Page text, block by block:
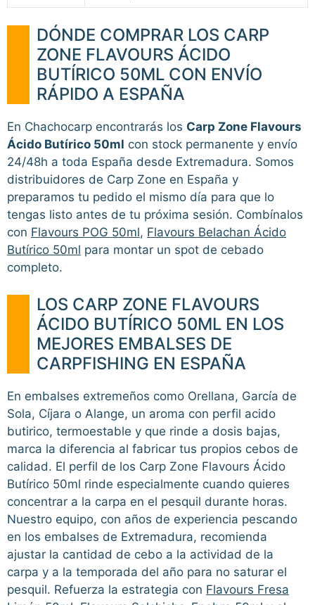
DÓNDE COMPRAR LOS CARP
ZONE FLAVOURS ÁCIDO
BUTÍRICO 50ML CON ENVÍO
RÁPIDO A ESPAÑA
En Chachocarp encontrarás los Carp Zone Flavours
Ácido Butírico 50ml con stock permanente y envío
24/48h a toda España desde Extremadura. Somos
distribuidores de Carp Zone en España y
preparamos tu pedido el mismo día para que lo
tengas listo antes de tu próxima sesión. Combínalos
con Flavours POG 50ml, Flavours Belachan Ácido
Butírico 50ml para montar un spot de cebado
completo.
LOS CARP ZONE FLAVOURS
ÁCIDO BUTÍRICO 50ML EN LOS
MEJORES EMBALSES DE
CARPFISHING EN ESPAÑA
En embalses extremeños como Orellana, García de
Sola, Cíjara o Alange, un aroma con perfil acido
butirico, termoestable y que rinde a dosis bajas,
marca la diferencia al fabricar tus propios cebos de
calidad. El perfil de los Carp Zone Flavours Ácido
Butírico 50ml rinde especialmente cuando quieres
concentrar a la carpa en el pesquil durante horas.
Nuestro equipo, con años de experiencia pescando
en los embalses de Extremadura, recomienda
ajustar la cantidad de cebo a la actividad de la
carpa y a la temporada del año para no saturar el
pesquil. Refuerza la estrategia con Flavours Fresa